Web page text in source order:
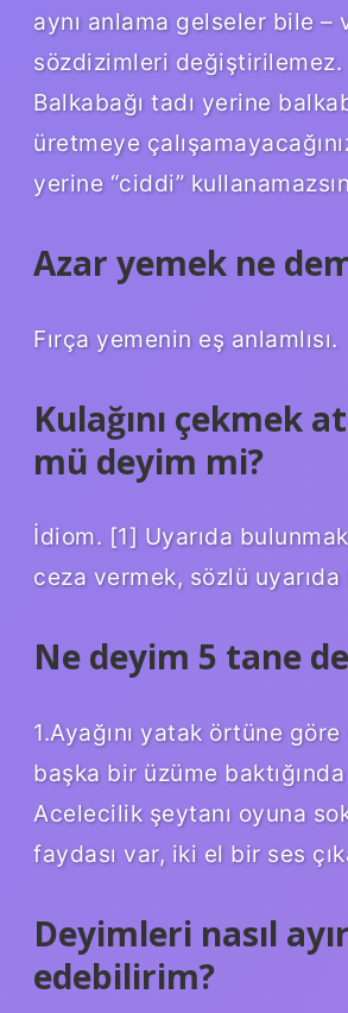
aynı anlama gelseler bile –
sözdizimleri değiştirilemez.
Balkabağı tadı yerine
üretmeye
yerine “ciddi”
Azar yemek ne
Fırça yemenin eş anlamlısı.
Kulağını çekmek
mü deyim mi?
İdiom. [1] Uyarıda
ceza vermek, sözlü
Ne deyim 5 tane
1.Ayağını yatak örtüne
başka bir üzüme baktığında
Acelecilik şeytanı oyuna
faydası var, iki el bir ses
Deyimleri nasıl
edebilirim?